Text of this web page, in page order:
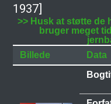
1937]
>> Husk at støtte de
bruger meget
Billede
Data